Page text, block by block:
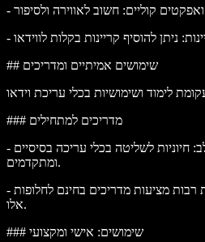
-
קוליים
-
## שימושים אמיתיים ומדריכים
לימוד ושימושיות בכלי עריכת וידאו
### מדריכים למתחילים
- : חיוניות לשליטה בכלי עריכה בסיסיים
ומתקדמים.
- רבות מציעות מדריכים בחינם לחלופות
אלו.
### שימושים: אישי ומקצועי